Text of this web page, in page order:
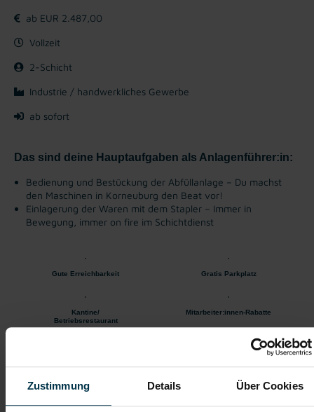
Zustimmung Details Über Cookies
ab EUR 2.487,00
Vollzeit
2-Schicht
Industrie / handwerkliches Gewerbe
ab sofort
Das sind deine Hauptaufgaben als Anlagenführer:in:
Bedienung und Bestückung der Abfüllanlage – Du machst
den Maschinen in Korneuburg den Beat vor!
Einlagerung der Waren mit dem Stapler – Immer in
Bewegung, immer on fire im Schichtdienst
Gute Erreichbarkeit Gratis Parkplatz
Kantine/
Betriebsrestaurant
Mitarbeiter:innen-Rabatte